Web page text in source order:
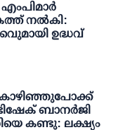
നല്‍കി:
ഉദ്ധവ്
ബാനര്‍ജി
കണ്ടു: ലക്ഷ്യം